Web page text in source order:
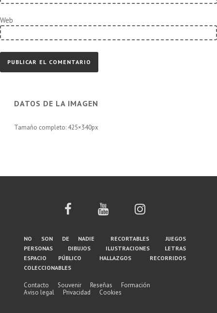
Web
DATOS DE LA IMAGEN
Tamaño completo: 425×340px
Menú
del
pie
de
no son de nadie recortables
juegos
personas
dibujos ilustraciones
letras
espacio público
hallazgos
recorridos
coleccionables
Contacto Souvenir Reseñas
Formación
Aviso legal
Privacidad Cookies